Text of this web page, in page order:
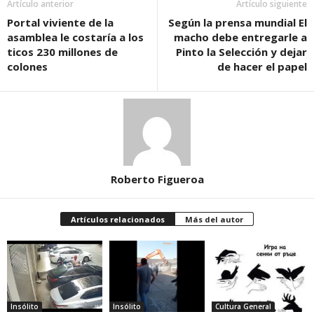
Artículo anterior
Portal viviente de la
asamblea le costaría a los
ticos 230 millones de
colones
Artículo siguiente
Según la prensa mundial El
macho debe entregarle a
Pinto la Selección y dejar
de hacer el papel
Roberto Figueroa
Artículos relacionados Más del autor
Insólito Insólito Cultura General